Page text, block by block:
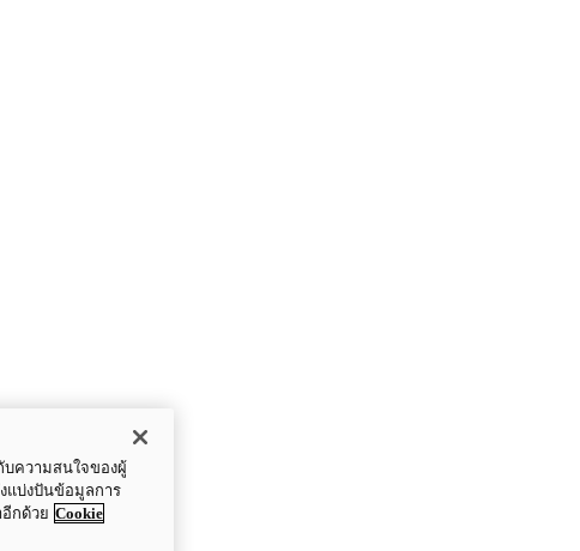
บความสนใจของผู้
แบ่งปันข้อมูลการ
กด้วย Cookie